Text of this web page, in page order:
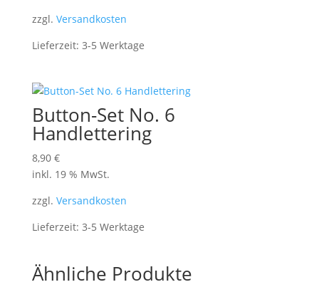
zzgl. Versandkosten
Lieferzeit: 3-5 Werktage
Button-Set No. 6
Handlettering
8,90 €
inkl. 19 % MwSt.
zzgl. Versandkosten
Lieferzeit: 3-5 Werktage
Ähnliche Produkte